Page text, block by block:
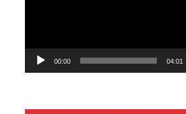
00:00 04:01